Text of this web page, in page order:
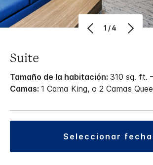
1/4
Suite
Tamaño de la habitación: 310 sq. ft.
Camas: 1 Cama King, o 2 Camas
seleccionar